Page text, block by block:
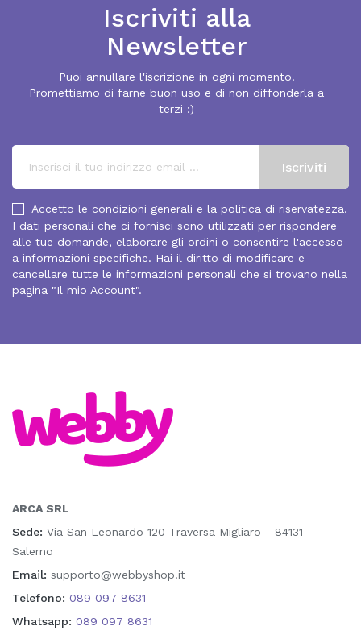
Iscriviti alla
Newsletter
Puoi annullare l'iscrizione in ogni momento.
Promettiamo di farne buon uso e di non diffonderla a
terzi :)
Accetto le condizioni generali e la politica di riservatezza.
I dati personali che ci fornisci sono utilizzati per rispondere
alle tue domande, elaborare gli ordini o consentire l'accesso
a informazioni specifiche. Hai il diritto di modificare e
cancellare tutte le informazioni personali che si trovano nella
pagina "Il mio Account".
ARCA SRL
Sede: Via San Leonardo 120 Traversa Migliaro - 84131 -
Salerno
Email: supporto@webbyshop.it
Telefono: 089 097 8631
Whatsapp: 089 097 8631